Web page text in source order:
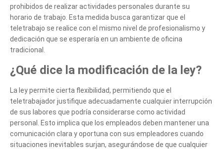
prohibidos de realizar actividades personales durante su
horario de trabajo. Esta medida busca garantizar que el
teletrabajo se realice con el mismo nivel de profesionalismo y
dedicación que se esperaría en un ambiente de oficina
tradicional.
¿Qué dice la modificación de la ley?
La ley permite cierta flexibilidad, permitiendo que el
teletrabajador justifique adecuadamente cualquier interrupción
de sus labores que podría considerarse como actividad
personal. Esto implica que los empleados deben mantener una
comunicación clara y oportuna con sus empleadores cuando
situaciones inevitables surjan, asegurándose de que cualquier